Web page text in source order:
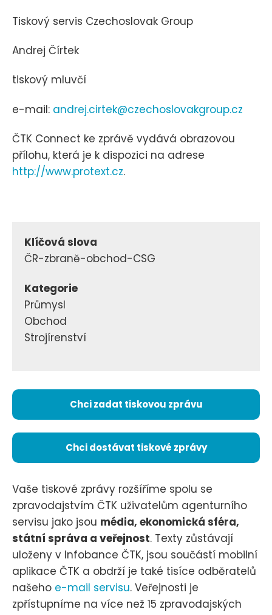
Tiskový servis Czechoslovak Group
Andrej Čírtek
tiskový mluvčí
e-mail: andrej.cirtek@czechoslovakgroup.cz
ČTK Connect ke zprávě vydává obrazovou
přílohu, která je k dispozici na adrese
http://www.protext.cz.
Klíčová slova
ČR-zbraně-obchod-CSG
Kategorie
Průmysl
Obchod
Strojírenství
Chci zadat tiskovou zprávu
Chci dostávat tiskové zprávy
Vaše tiskové zprávy rozšíříme spolu se
zpravodajstvím ČTK uživatelům agenturního
servisu jako jsou média, ekonomická sféra,
státní správa a veřejnost. Texty zůstávají
uloženy v Infobance ČTK, jsou součástí mobilní
aplikace ČTK a obdrží je také tisíce odběratelů
našeho e-mail servisu. Veřejnosti je
zpřístupníme na více než 15 zpravodajských